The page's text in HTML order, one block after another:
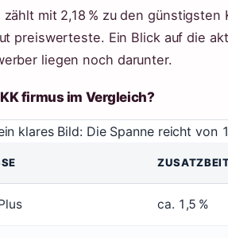
zählt mit 2,18 % zu den
preiswerteste. Ein Blick auf die
liegen noch darunter.
firmus im Vergleich?
klares Bild: Die Spanne reicht von
ca. 1,5 %